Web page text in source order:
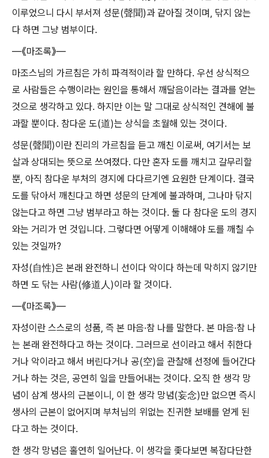
이루었으니 다시 부서져 성문(聲聞)과 같아질 것이며, 닦지 않는
다 하면 그냥 범부이다.
―《마조록》―
마조스님의 가르침은 가히 파격적이라 할 만하다. 우선 상식적으
로 사람들은 수행이라는 원인을 통해서 깨달음이라는 결과를 얻는
것으로 생각하고 있다. 하지만 이는 말 그대로 상식적인 견해에 불
과할 뿐이다. 참다운 도(道)는 상식을 초월해 있는 것이다.
성문(聲聞)이란 진리의 가르침을 듣고 깨친 이로써, 여기서는 보
살과 상대되는 뜻으로 쓰여졌다. 다만 혼자 도를 깨치고 갈무리할
뿐, 아직 참다운 부처의 경지에 다다르기엔 요원한 단계이다. 결국
도를 닦아서 깨친다고 하면 성문의 단계에 불과하며, 그나마 닦지
않는다고 하면 그냥 범부라고 하는 것이다. 둘 다 참다운 도의 경지
와는 거리가 먼 것입니다. 그렇다면 어떻게 이해해야 도를 깨칠 수
있는 것일까?
자성(自性)은 본래 완전하니 선이다 악이다 하는데 막히지 않기만
하면 도 닦는 사람(修道人)이라 할 것이다.
―《마조록》―
자성이란 스스로의 성품, 즉 본 마음·참 나를 말한다. 본 마음·참 나
는 본래 완전하다고 하는 것이다. 그러므로 선이라고 해서 취한다
거나 악이라고 해서 버린다거나 공(空)을 관찰해 선정에 들어간다
거나 하는 것은, 공연히 일을 만들어내는 것이다. 오직 한 생각 망
념이 삼계 생사의 근본이니, 이 한 생각 망념(妄念)만 없으면 즉시
생사의 근본이 없어지며 부처님의 위없는 진귀한 보배를 얻게 된
다고 하는 것이다.
한 생각 망념은 홀연히 일어난다. 이 생각을 좇다보면 복잡다단한